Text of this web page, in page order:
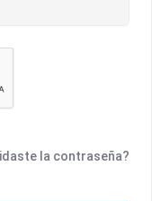
la contraseña?